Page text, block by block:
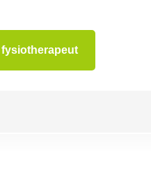
fysiotherapeut